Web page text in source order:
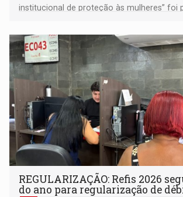
institucional de proteção às mulheres” foi
Goiás
REGULARIZAÇÃO: Refis 2026
do ano para regularização de